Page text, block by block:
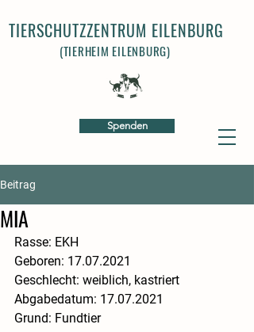
Spenden
TIERSCHUTZZENTRUM EILENBURG
(TIERHEIM EILENBURG)
Beitrag
MIA
Rasse: EKH
​Geboren: 17.07.2021
​Geschlecht: weiblich, kastriert
​​Abgabedatum: 17.07.2021
​Grund: Fundtier